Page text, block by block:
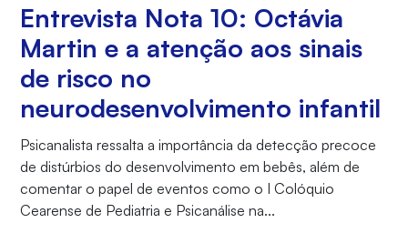
Entrevista Nota 10: Octávia
Martin e a atenção aos sinais
de risco no
neurodesenvolvimento infantil
Psicanalista ressalta a importância da detecção precoce
de distúrbios do desenvolvimento em bebês, além de
comentar o papel de eventos como o I Colóquio
Cearense de Pediatria e Psicanálise na...